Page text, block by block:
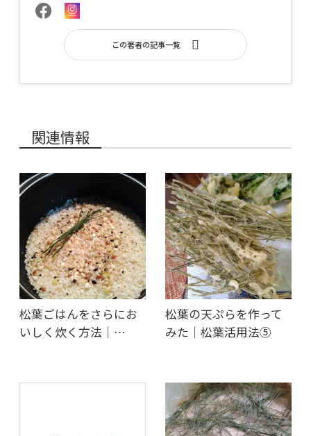
この著者の記事一覧
関連情報
松葉ごはんをさらにお
いしく炊く方法｜…
松葉の天ぷらを作って
みた｜松葉活用法⑤